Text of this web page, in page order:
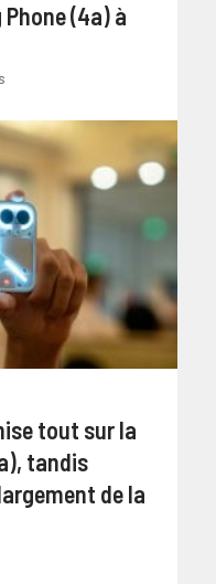
(4a) à
tout sur la
tandis
de la